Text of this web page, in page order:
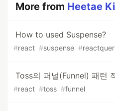
More from Heetae
How to used Suspense?
#react #suspense #
Toss의 퍼널(Funnel) 패턴
#react #toss #funnel